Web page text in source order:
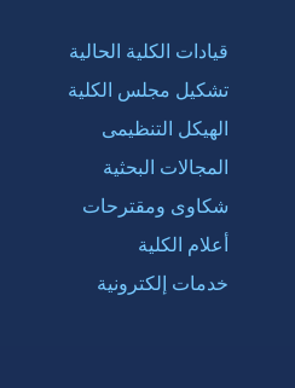
قيادات الكلية الحالية
تشكيل مجلس الكلية
الهيكل التنظيمى
المجالات البحثية
شكاوى ومقترحات
أعلام الكلية
خدمات إلكترونية